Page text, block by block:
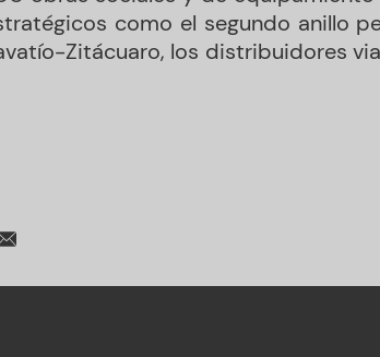
como el segundo anillo
Zitácuaro, los distribuidores